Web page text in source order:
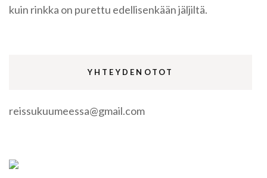
kuin rinkka on purettu edellisenkään jäljiltä.
YHTEYDENOTOT
reissukuumeessa@gmail.com